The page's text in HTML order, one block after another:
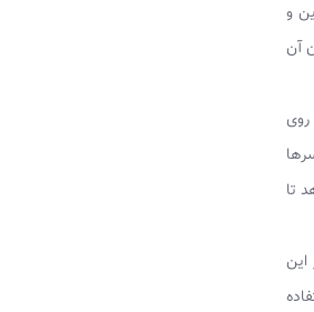
و
آن
روی
تا
این